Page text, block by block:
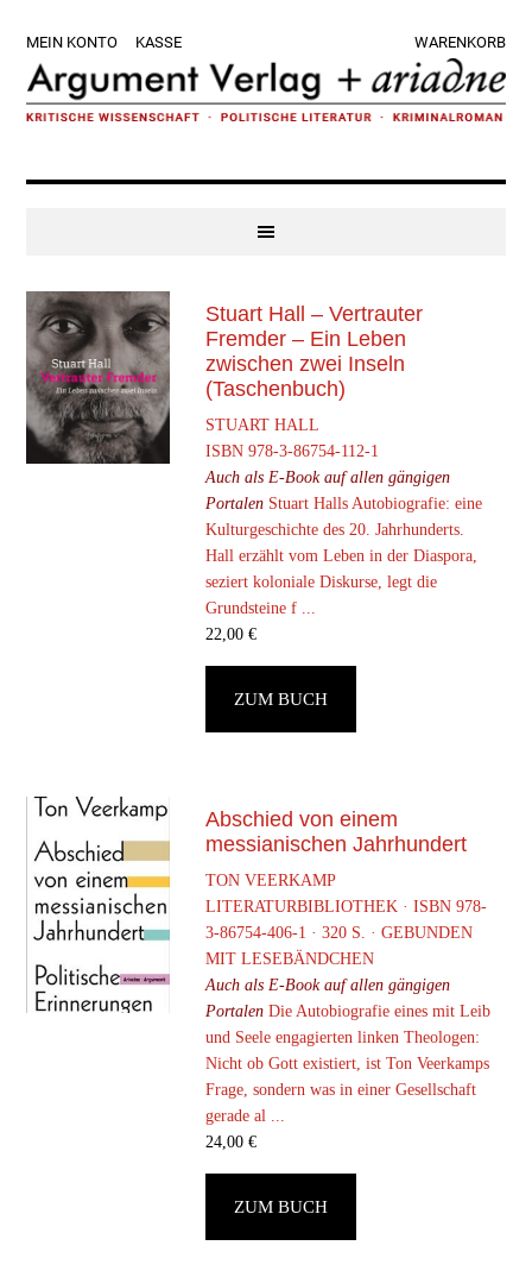
Hauptnavigation
springen
main
content
Hauptsidebar
springen
Fußzeile
springen
MEIN KONTO KASSE WARENKORB
Stuart Hall – Vertrauter
Fremder – Ein Leben
zwischen zwei Inseln
(Taschenbuch)
STUART HALL
ISBN 978-3-86754-112-1
Auch als E-Book auf allen gängigen
Portalen Stuart Halls Autobiografie: eine
Kultur­geschichte des 20. Jahrhunderts.
Hall erzählt vom Leben in der Diaspora,
seziert koloniale Diskurse, legt die
Grundsteine f ...
22,00€
ZUM BUCH
Abschied von einem
messianischen Jahrhundert
TON VEERKAMP
LITERATURBIBLIOTHEK · ISBN 978-
3-86754-406-1 · 320 S. · GEBUNDEN
MIT LESEBÄNDCHEN
Auch als E-Book auf allen gängigen
Portalen Die Autobiografie eines mit Leib
und Seele engagierten linken Theologen:
Nicht ob Gott existiert, ist Ton Veerkamps
Frage, sondern was in einer Gesellschaft
gerade al ...
24,00€
ZUM BUCH